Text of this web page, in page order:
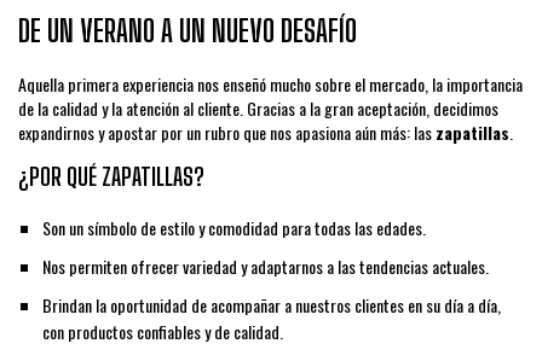
DE UN VERANO A UN NUEVO DESAFÍO
Aquella primera experiencia nos enseñó mucho sobre el mercado, la importancia
de la calidad y la atención al cliente. Gracias a la gran aceptación, decidimos
expandirnos y apostar por un rubro que nos apasiona aún más: laszapatillas
¿POR QUÉ ZAPATILLAS?
Son un símbolo de estilo y comodidad para todas las edades.
Nos permiten ofrecer variedad y adaptarnos a las tendencias actuales.
Brindan la oportunidad de acompañar a nuestros clientes en su día a día,
con productos confiables y de calidad.